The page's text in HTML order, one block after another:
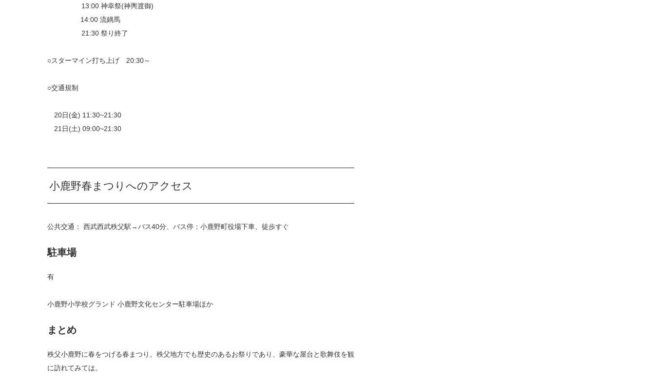
13:00 神幸祭(神輿渡御)
14:00 流鏑馬
21:30 祭り終了
○スターマイン打ち上げ 20:30～
○交通規制
20日(金) 11:30~21:30
21日(土) 09:00~21:30
小鹿野春まつりへのアクセス
公共交通： 西武西武秩父駅→バス40分、バス停：小鹿野町役場下車、徒歩すぐ
駐車場
有
小鹿野小学校グランド 小鹿野文化センター駐車場ほか
まとめ
秩父小鹿野に春をつげる春まつり。秩父地方でも歴史のあるお祭りであり、豪華な屋台と歌舞伎を観
に訪れてみては。